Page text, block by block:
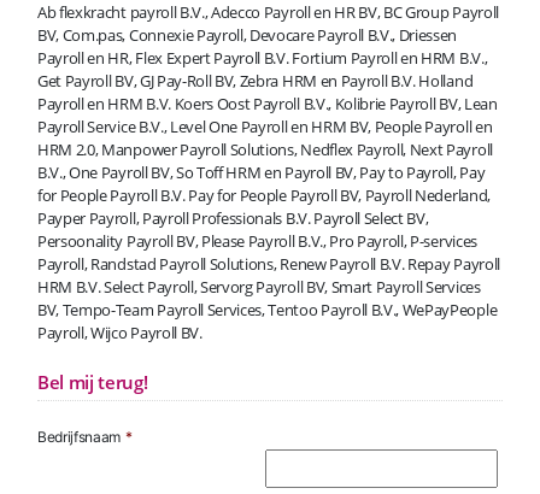
Ab flexkracht payroll B.V., Adecco Payroll en HR BV, BC Group Payroll
BV, Com.pas, Connexie Payroll, Devocare Payroll B.V., Driessen
Payroll en HR, Flex Expert Payroll B.V. Fortium Payroll en HRM B.V.,
Get Payroll BV, GJ Pay-Roll BV, Zebra HRM en Payroll B.V. Holland
Payroll en HRM B.V. Koers Oost Payroll B.V., Kolibrie Payroll BV, Lean
Payroll Service B.V., Level One Payroll en HRM BV, People Payroll en
HRM 2.0, Manpower Payroll Solutions, Nedflex Payroll, Next Payroll
B.V., One Payroll BV, So Toff HRM en Payroll BV, Pay to Payroll, Pay
for People Payroll B.V. Pay for People Payroll BV, Payroll Nederland,
Payper Payroll, Payroll Professionals B.V. Payroll Select BV,
Persoonality Payroll BV, Please Payroll B.V., Pro Payroll, P-services
Payroll, Randstad Payroll Solutions, Renew Payroll B.V. Repay Payroll
HRM B.V. Select Payroll, Servorg Payroll BV, Smart Payroll Services
BV, Tempo-Team Payroll Services, Tentoo Payroll B.V., WePayPeople
Payroll, Wijco Payroll BV.
Bel mij terug!
Bedrijfsnaam *